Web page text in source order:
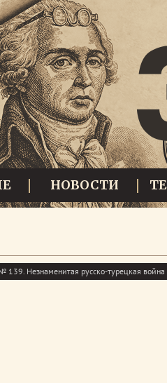
НОВОСТИ
139. Незнаменитая русско-турецкая